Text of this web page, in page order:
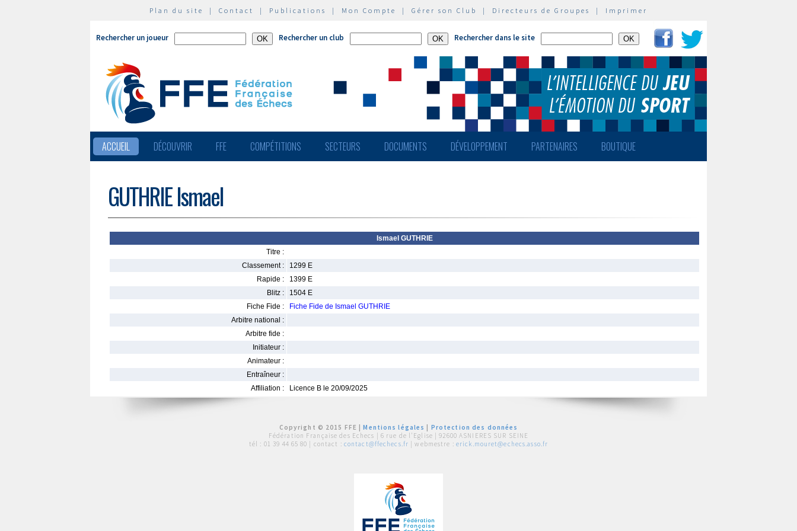
Plan du site | Contact | Publications | Mon Compte | Gérer son Club | Directeurs de Groupes | Imprimer
Rechercher un joueur Rechercher un club Rechercher dans le site
ACCUEIL DÉCOUVRIR FFE COMPÉTITIONS SECTEURS DOCUMENTS DÉVELOPPEMENT PARTENAIRES BOUTIQUE
GUTHRIE Ismael
Ismael GUTHRIE
Titre :
Classement :
1299 E
Rapide :
1399 E
Blitz :
1504 E
Fiche Fide :
Fiche Fide de Ismael GUTHRIE
Arbitre national :
Arbitre fide :
Initiateur :
Animateur :
Entraîneur :
Affiliation :
Licence B le 20/09/2025
Copyright © 2015 FFE |Mentions légales
Protection des données
Fédération Française des Echecs | 6 rue de l'Eglise | 92600 ASNIERES SUR SEINE
tél : 01 39 44 65 80 | contact : contact@ffechecs.fr | webmestre : erick.mouret@echecs.asso.fr